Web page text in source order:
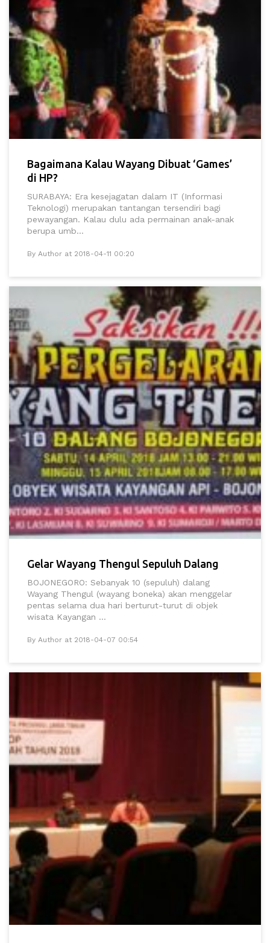
Bagaimana Kalau Wayang Dibuat ‘Games’
di HP?
SURABAYA: Era kesejagatan dalam IT (Informasi
Teknologi) merupakan tantangan tersendiri bagi
pewayangan. Kalau dulu ada permainan anak-anak
berupa umb...
By Author at 2018-04-11 00:20
Gelar Wayang Thengul Sepuluh Dalang
BOJONEGORO: Sebanyak 10 (sepuluh) dalang
Wayang Thengul (wayang boneka) akan menggelar
pentas selama dua hari berturut-turut di objek
wisata Kayangan ...
By Author at 2018-04-07 00:54